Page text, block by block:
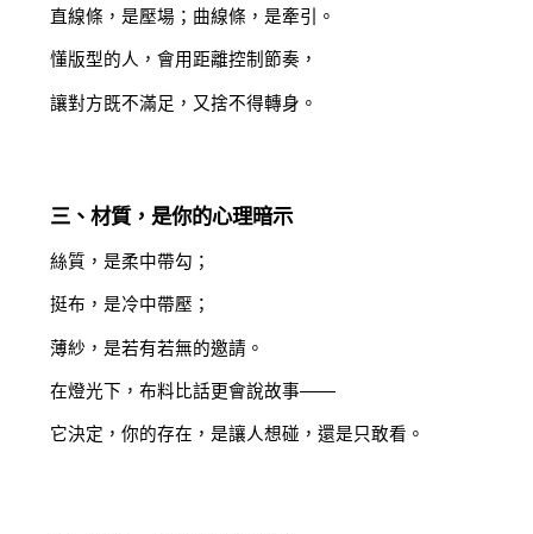
直線條，是壓場；曲線條，是牽引。
懂版型的人，會用距離控制節奏，
讓對方既不滿足，又捨不得轉身。
三、材質，是你的心理暗示
絲質，是柔中帶勾；
挺布，是冷中帶壓；
薄紗，是若有若無的邀請。
在燈光下，布料比話更會說故事——
它決定，你的存在，是讓人想碰，還是只敢看。